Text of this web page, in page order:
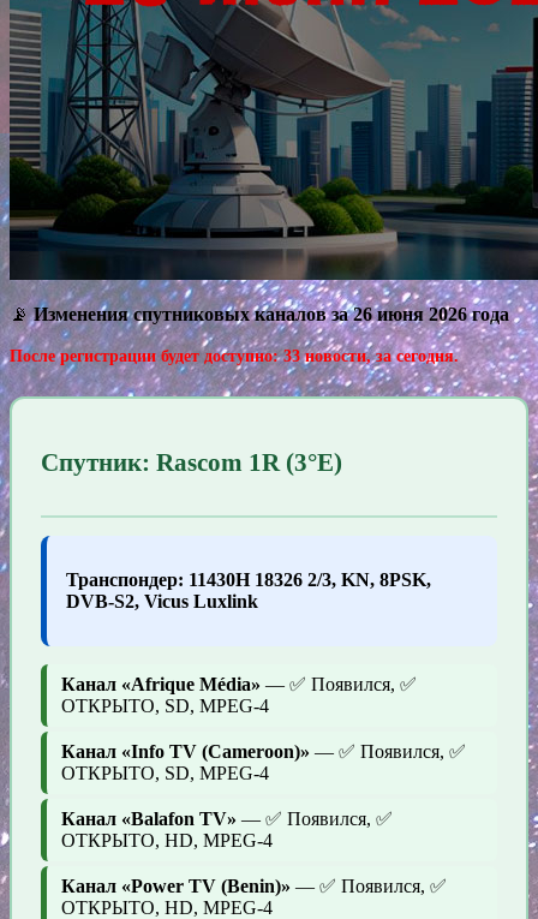
📡Изменения спутниковых каналов за 26 июня 2026 года
После регистрации будет доступно: 33 новости, за сегодня.
Спутник: Rascom 1R (3°E)
Транспондер: 11430H 18326 2/3, KN, 8PSK,
DVB-S2, Vicus Luxlink
Канал «Afrique Média» — ✅ Появился, ✅
ОТКРЫТО, SD, MPEG-4
Канал «Info TV (Cameroon)» — ✅ Появился, ✅
ОТКРЫТО, SD, MPEG-4
Канал «Balafon TV» — ✅ Появился, ✅
ОТКРЫТО, HD, MPEG-4
Канал «Power TV (Benin)» — ✅ Появился, ✅
ОТКРЫТО, HD, MPEG-4